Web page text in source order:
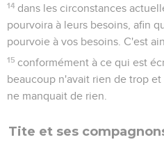
14 dans les circonstances
pourvoira à leurs besoins, afin
pourvoie à vos besoins. C'est
15 conformément à ce qui est
beaucoup n'avait rien de trop
ne manquait de rien.
Tite et ses